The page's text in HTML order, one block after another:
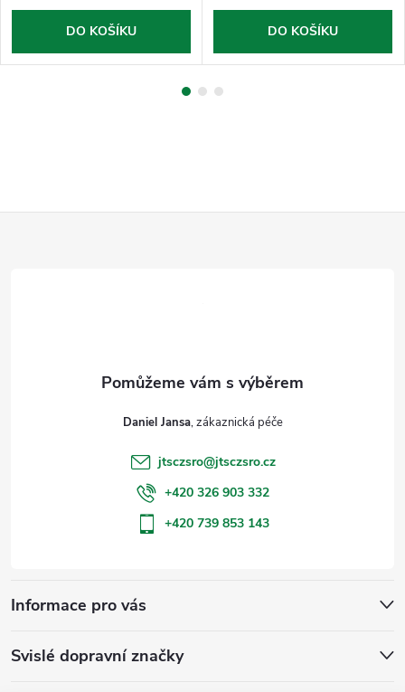
DO KOŠÍKU DO KOŠÍKU
Informace pro vás
Svislé dopravní značky
Daniel Jansa
jtsczsro@jtsczsro.cz
+420 326 903 332
+420 739 853 143